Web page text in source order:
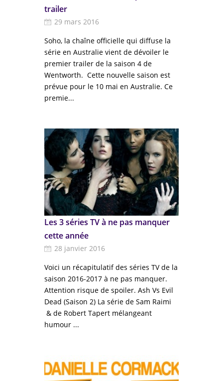
trailer
29 mars 2016
Soho, la chaîne officielle qui diffuse la
série en Australie vient de dévoiler le
premier trailer de la saison 4 de
Wentworth. Cette nouvelle saison est
prévue pour le 10 mai en Australie. Ce
premie...
Les 3 séries TV à ne pas manquer
cette année
28 janvier 2016
Voici un récapitulatif des séries TV de la
saison 2016-2017 à ne pas manquer.
Attention risque de spoiler. Ash Vs Evil
Dead (Saison 2) La série de Sam Raimi
& de Robert Tapert mélangeant
humour ...